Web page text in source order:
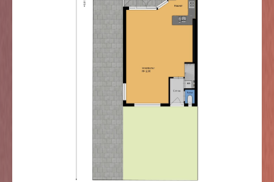
afgewerkt met een laminaatvloer en een combinatie
van gestuukte en behangen wanden. De
hoofdslaapkamer is ruim van formaat en voorzien van
een inbouwkastenwand. In het plafond zijn
inbouwspots verwerkt. Ook in de tweede slaapkamer
aan de achterzijde zijn deze spots aangebracht. De
badkamer is ruim opgezet en uitgevoerd met een
dubbel wastafelmeubel en een ruime douche. De
er een separaat toilet aanwezig, uitgevoerd als staand
model en eveneens volledig tot het plafond betegeld.